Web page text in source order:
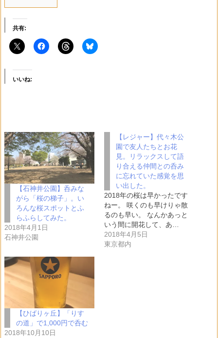
共有:
いいね:
【石神井公園】呑みな
がら「桜の梯子」。い
ろんな桜スポットとふ
らふらしてみた。
2018年4月1日
石神井公園
【レジャー】代々木公
園で友人たちとお花
見。リラックスして語
り合える仲間との呑み
に忘れていた感覚を思
い出した。
2018年の桜は早かったです
ねー。 咲くのも早けりゃ散
るのも早い。 なんかあっと
いう間に開花して、あ…
2018年4月5日
東京都内
【ひばりヶ丘】「りす
の道」で1,000円で呑む
2018年10月10日